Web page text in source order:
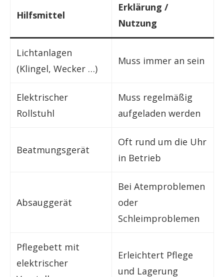
Hilfsmittel
Erklärung /
Nutzung
Lichtanlagen
(Klingel, Wecker …)
Muss immer an sein
Elektrischer
Rollstuhl
Muss regelmäßig
aufgeladen werden
Beatmungsgerät
Oft rund um die Uhr
in Betrieb
Absauggerät
Bei Atemproblemen
oder
Schleimproblemen
Pflegebett mit
elektrischer
Erleichtert Pflege
und Lagerung